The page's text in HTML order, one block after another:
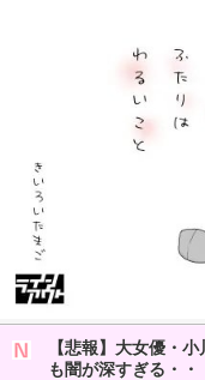
【悲報】大女優・
も闇が深すぎる・・